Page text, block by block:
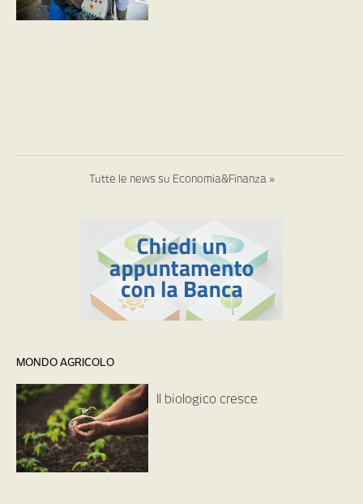
Tutte le news su Economia&Finanza »
MONDO AGRICOLO
Il biologico cresce